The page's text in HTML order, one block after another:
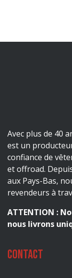
Avec plus de 40
est un
confiance de
et offroad.
aux Pays-Bas,
revendeurs à
ATTENTION :
nous livrons
Contact